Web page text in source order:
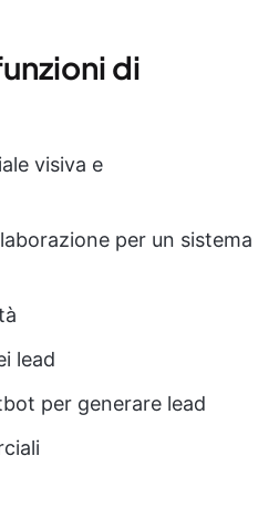
di
visiva e
per un sistema
lead
per generare lead